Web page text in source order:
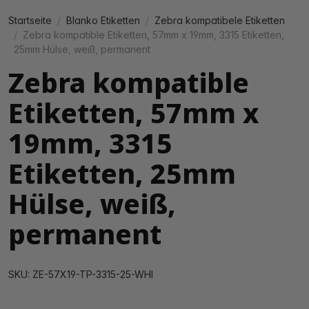
Startseite Blanko Etiketten
Zebra kompatibele Etiketten
Zebra kompatible Etiketten, 57mm x 19mm, 3315 Etiketten,
25mm Hülse, weiß, permanent
Zebra kompatible
Etiketten, 57mm x
19mm, 3315
Etiketten, 25mm
Hülse, weiß,
permanent
SKU: ZE-57X19-TP-3315-25-WHI